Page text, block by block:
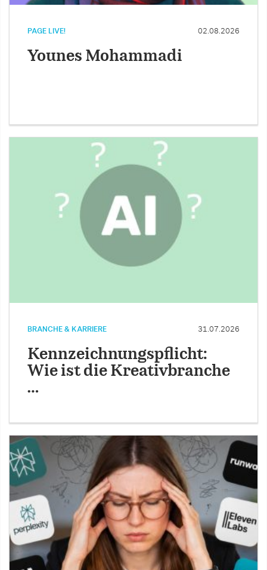
PAGE LIVE! 02.08.2026
Younes Mohammadi
BRANCHE & KARRIERE 31.07.2026
Kennzeichnungspflicht:
Wie ist die Kreativbranche
…